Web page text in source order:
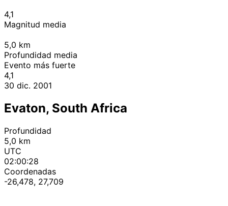
4,1
Magnitud media
5,0 km
Profundidad media
Evento más fuerte
4,1
30 dic. 2001
Evaton, South Africa
Profundidad
5,0 km
UTC
02:00:28
Coordenadas
-26,478, 27,709